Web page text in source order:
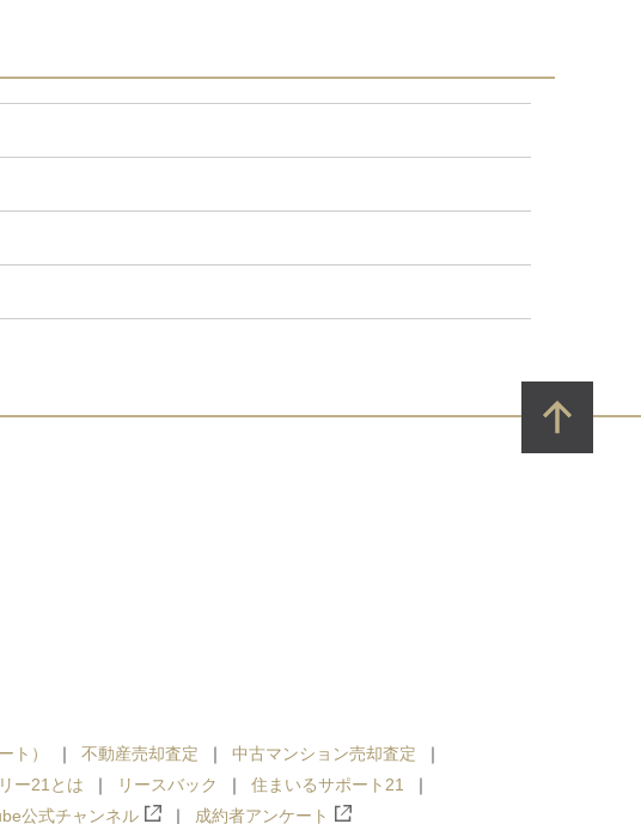
ト） 不動産売却査定
中古マンション売却査定
ー21とは リースバック
住まいるサポート21
公式チャンネル 成約者アンケート